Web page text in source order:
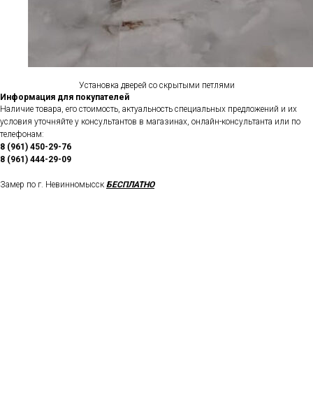
Установка дверей со скрытыми петлями
Информация для покупателей
Наличие товара, его стоимость, актуальность специальных предложений и их
условия уточняйте у консультантов в магазинах, онлайн-консультанта или по
телефонам:
8 (961) 450-29-76
8 (961) 444-29-09
Замер по г. Невинномысск БЕСПЛАТНО